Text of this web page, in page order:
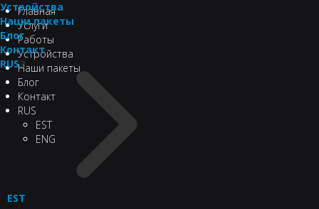
Главная
Услуги
Работы
Устройства
Наши пакеты
Блог
Контакт
RUS
EST
ENG
Устройства
Наши пакеты
Блог
Контакт
RUS2
EST